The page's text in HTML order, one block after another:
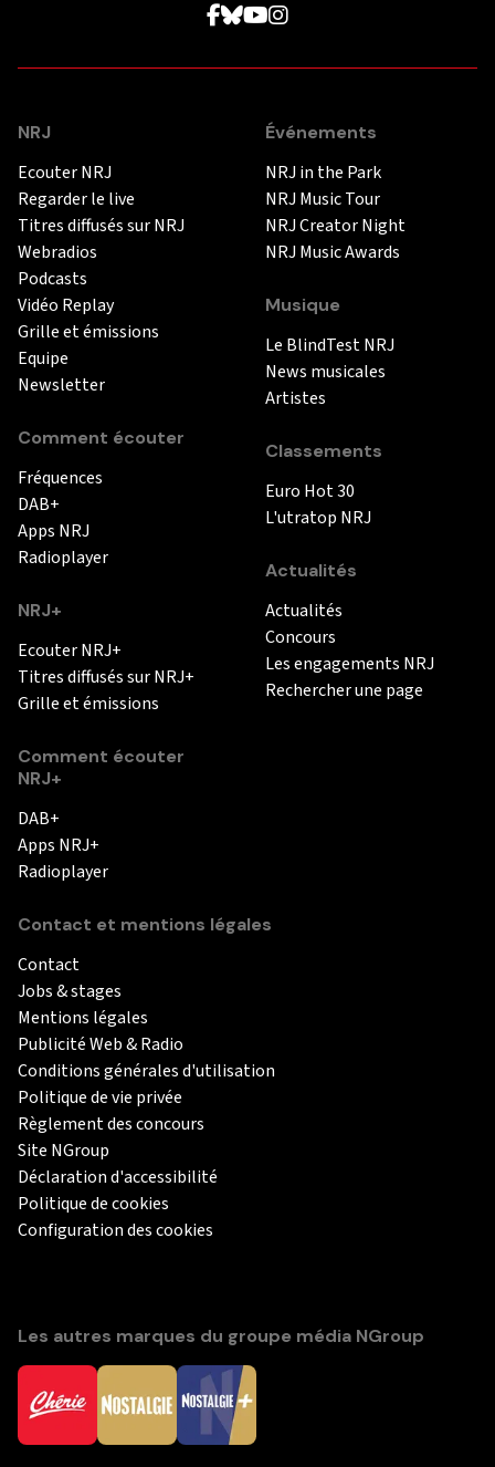
NRJ
Ecouter NRJ
Regarder le live
Titres diffusés sur NRJ
Webradios
Podcasts
Vidéo Replay
Grille et émissions
Equipe
Newsletter
Comment écouter
Fréquences
DAB+
Apps NRJ
Radioplayer
NRJ+
Ecouter NRJ+
Titres diffusés sur NRJ+
Grille et émissions
Comment écouter
NRJ+
DAB+
Apps NRJ+
Radioplayer
Événements
NRJ in the Park
NRJ Music Tour
NRJ Creator Night
NRJ Music Awards
Musique
Le BlindTest NRJ
News musicales
Artistes
Classements
Euro Hot 30
L'utratop NRJ
Actualités
Actualités
Concours
Les engagements NRJ
Rechercher une page
Contact et mentions légales
Contact
Jobs & stages
Mentions légales
Publicité Web & Radio
Conditions générales d'utilisation
Politique de vie privée
Règlement des concours
Site NGroup
Déclaration d'accessibilité
Politique de cookies
Configuration des cookies
Les autres marques du groupe média NGroup